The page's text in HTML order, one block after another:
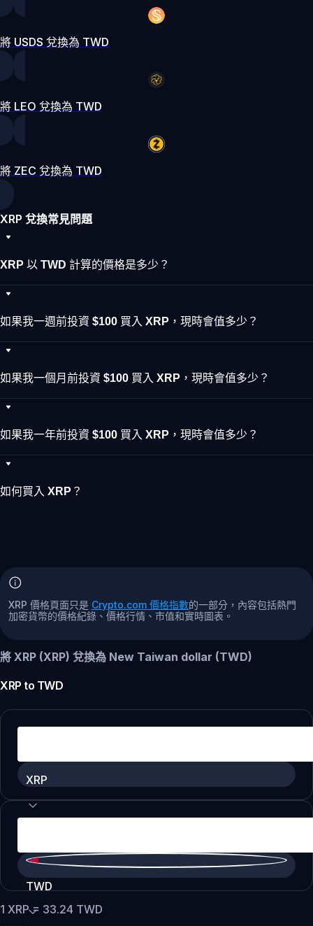
將 USDS 兌換為 TWD
將 LEO 兌換為 TWD
將 ZEC 兌換為 TWD
XRP 兌換常見問題
XRP 以 TWD 計算的價格是多少？
如果我一週前投資 $100 買入 XRP，現時會值多少？
如果我一個月前投資 $100 買入 XRP，現時會值多少？
如果我一年前投資 $100 買入 XRP，現時會值多少？
如何買入 XRP？
XRP 價格頁面只是 Crypto.com 價格指數的一部分，內容包括熱門
加密貨幣的價格紀錄、價格行情、市值和實時圖表。
將 XRP (XRP) 兌換為 New Taiwan dollar (TWD)
XRP to TWD
XRP
TWD
1 XRP= 33.24 TWD